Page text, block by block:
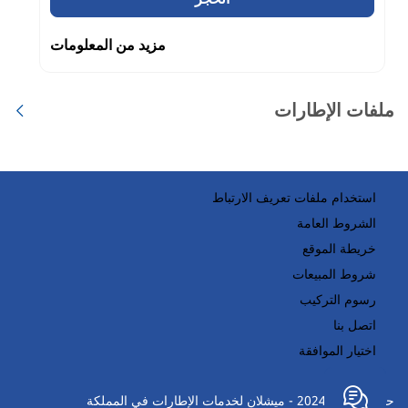
مزيد من المعلومات
ملفات الإطارات
استخدام ملفات تعريف الارتباط
الشروط العامة
خريطة الموقع
شروط المبيعات
رسوم التركيب
اتصل بنا
اختيار الموافقة
حقوق النسخ 2024 - ميشلان لخدمات الإطارات في المملكة